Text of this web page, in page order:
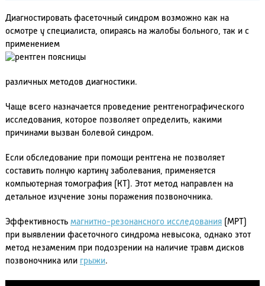
Диагностировать фасеточный синдром возможно как на
осмотре у специалиста, опираясь на жалобы больного, так и с
применением
различных методов диагностики.
Чаще всего назначается проведение рентгенографического
исследования, которое позволяет определить, какими
причинами вызван болевой синдром.
Если обследование при помощи рентгена не позволяет
составить полную картину заболевания, применяется
компьютерная томография (КТ). Этот метод направлен на
детальное изучение зоны поражения позвоночника.
Эффективность магнитно-резонансного исследования(МРТ)
при выявлении фасеточного синдрома невысока, однако этот
метод незаменим при подозрении на наличие травм дисков
позвоночника или грыжи.